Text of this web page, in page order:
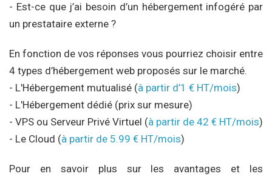
- Est-ce que j’ai besoin d’un hébergement infogéré par
un prestataire externe ?
En fonction de vos réponses vous pourriez choisir entre
4 types d’hébergement web proposés sur le marché.
- L'Hébergement mutualisé (à partir d’1 € HT/mois)
- L'Hébergement dédié (prix sur mesure)
- VPS ou Serveur Privé Virtuel (à partir de 42 € HT/mois)
- Le Cloud (à partir de 5.99 € HT/mois)
Pour en savoir plus sur les avantages et les